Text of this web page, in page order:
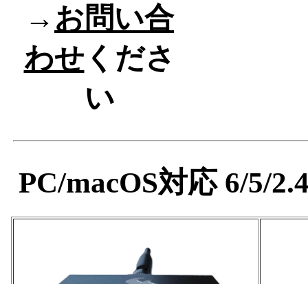
→ お問い合
わせ くださ
い
PC/macOS対応 6/5/